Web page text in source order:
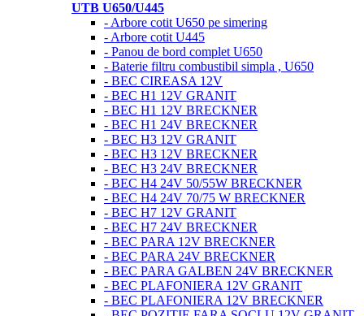
UTB U650/U445
- Arbore cotit U650 pe simering
- Arbore cotit U445
- Panou de bord complet U650
- Baterie filtru combustibil simpla , U650
- BEC CIREASA 12V
- BEC H1 12V GRANIT
- BEC H1 12V BRECKNER
- BEC H1 24V BRECKNER
- BEC H3 12V GRANIT
- BEC H3 12V BRECKNER
- BEC H3 24V BRECKNER
- BEC H4 24V 50/55W BRECKNER
- BEC H4 24V 70/75 W BRECKNER
- BEC H7 12V GRANIT
- BEC H7 24V BRECKNER
- BEC PARA 12V BRECKNER
- BEC PARA 24V BRECKNER
- BEC PARA GALBEN 24V BRECKNER
- BEC PLAFONIERA 12V GRANIT
- BEC PLAFONIERA 12V BRECKNER